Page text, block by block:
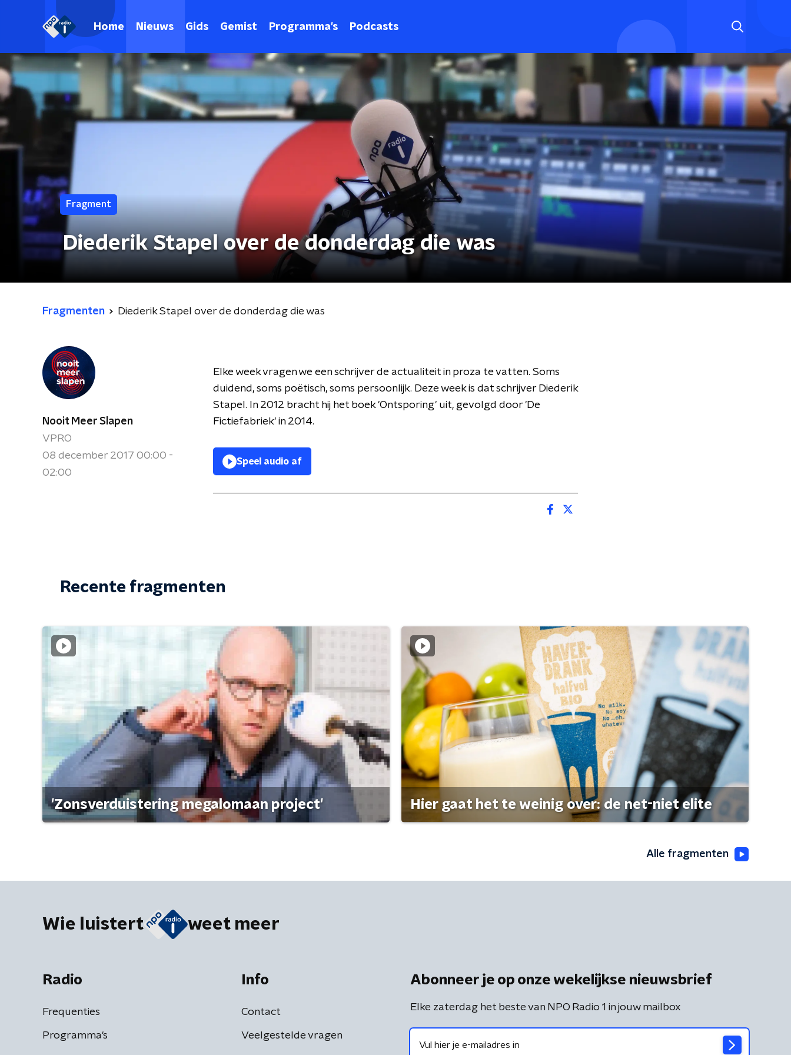
Home Nieuws Gids Gemist Programma's Podcasts
Fragment
Diederik Stapel over de donderdag die was
Fragmenten Diederik Stapel over de donderdag die was
Nooit Meer Slapen
VPRO
08 december 2017 00:00 -
02:00
Elke week vragen we een schrijver de actualiteit in proza te vatten. Soms
duidend, soms poëtisch, soms persoonlijk. Deze week is dat schrijver Diederik
Stapel. In 2012 bracht hij het boek 'Ontsporing' uit, gevolgd door 'De
Fictiefabriek' in 2014.
Speel audio af
Recente fragmenten
'Zonsverduistering megalomaan project' Hier gaat het te weinig over: de net-niet elite
Alle fragmenten
Wie luistert weet meer
Radio
Frequenties
Programma's
Info
Contact
Veelgestelde vragen
Abonneer je op onze wekelijkse nieuwsbrief
Elke zaterdag het beste van NPO Radio 1 in jouw mailbox